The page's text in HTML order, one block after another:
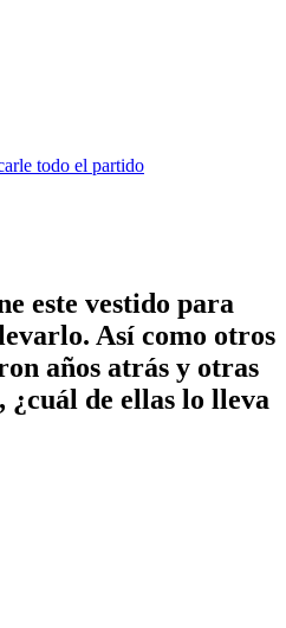
todo el partido
este vestido para
Así como otros
años atrás y otras
¿cuál de ellas lo lleva